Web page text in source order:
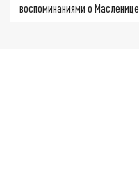
воспоминаниями о Масленице